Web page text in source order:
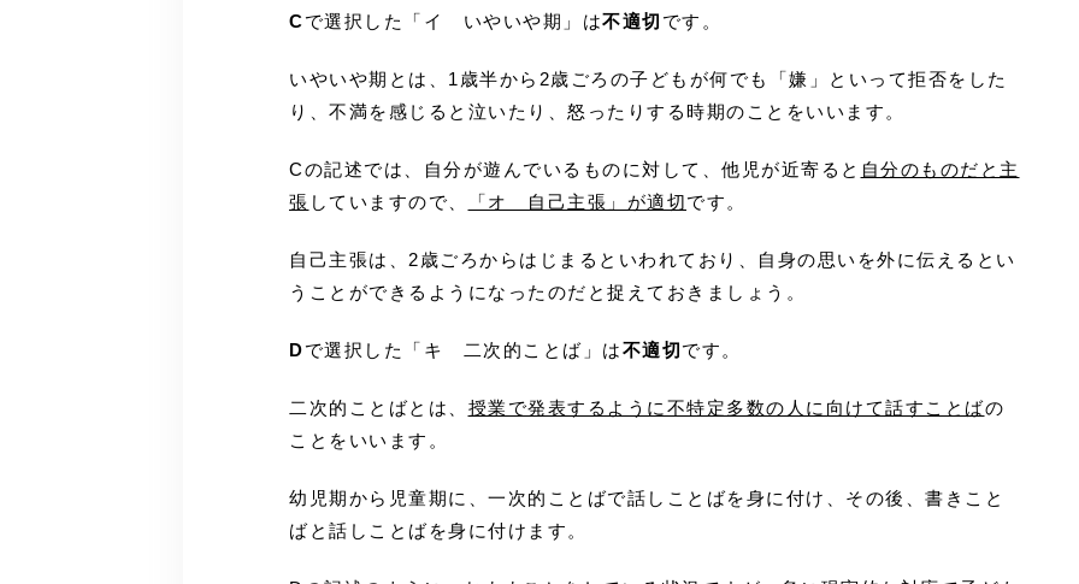
Cで選択した「イ いやいや期」は不適切 です。
いやいや期とは、1歳半から2歳ごろの子どもが何でも「嫌」といって拒否をした
り、不満を感じると泣いたり、怒ったりする時期のことをいいます。
Cの記述では、自分が遊んでいるものに対して、他児が近寄ると 自分のものだと主
張 していますので、 「オ 自己主張」が適切です。
自己主張は、2歳ごろからはじまるといわれており、自身の思いを外に伝えるとい
うことができるようになったのだと捉えておきましょう。
Dで選択した「キ 二次的ことば」は不適切です。
二次的ことばとは、 授業で発表するように不特定多数の人に向けて話すことばの
ことをいいます。
幼児期から児童期に、一次的ことばで話しことばを身に付け、その後、書きこと
ばと話しことばを身に付けます。